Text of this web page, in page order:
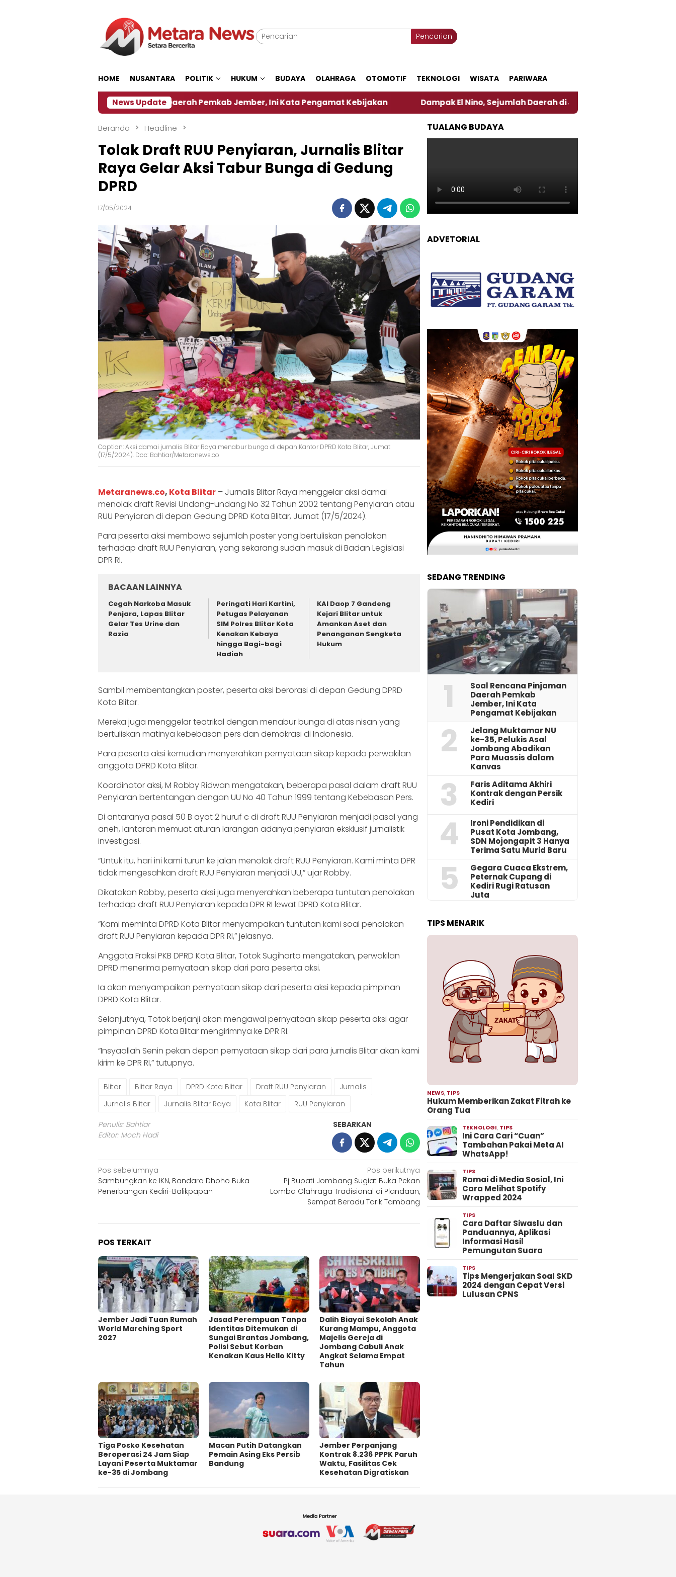
Pencarian
HOME NUSANTARA POLITIK HUKUM BUDAYA OLAHRAGA OTOMOTIF TEKNOLOGI WISATA PARIWARA
News Update
‎Soal Rencana Pinjaman Daerah Pemkab Jember, Ini Kata Pengamat Kebijakan ‎ Dampak El Nino, Sejumlah Daerah di Jember Alami Krisi Air
Beranda Headline
Tolak Draft RUU Penyiaran, Jurnalis Blitar
Raya Gelar Aksi Tabur Bunga di Gedung
DPRD
17/05/2024
Caption: Aksi damai jurnalis Blitar Raya menabur bunga di depan Kantor DPRD Kota Blitar, Jumat
(17/5/2024). Doc: Bahtiar/Metaranews.co
Metaranews.co, Kota Blitar – Jurnalis Blitar Raya menggelar aksi damai
menolak draft Revisi Undang-undang No 32 Tahun 2002 tentang Penyiaran atau
RUU Penyiaran di depan Gedung DPRD Kota Blitar, Jumat (17/5/2024).
Para peserta aksi membawa sejumlah poster yang bertuliskan penolakan
terhadap draft RUU Penyiaran, yang sekarang sudah masuk di Badan Legislasi
DPR RI.
BACAAN LAINNYA
Cegah Narkoba Masuk
Penjara, Lapas Blitar
Gelar Tes Urine dan
Razia
Peringati Hari Kartini,
Petugas Pelayanan
SIM Polres Blitar Kota
Kenakan Kebaya
hingga Bagi-bagi
Hadiah
KAI Daop 7 Gandeng
Kejari Blitar untuk
Amankan Aset dan
Penanganan Sengketa
Hukum
Sambil membentangkan poster, peserta aksi berorasi di depan Gedung DPRD
Kota Blitar.
Mereka juga menggelar teatrikal dengan menabur bunga di atas nisan yang
bertuliskan matinya kebebasan pers dan demokrasi di Indonesia.
Para peserta aksi kemudian menyerahkan pernyataan sikap kepada perwakilan
anggota DPRD Kota Blitar.
Koordinator aksi, M Robby Ridwan mengatakan, beberapa pasal dalam draft RUU
Penyiaran bertentangan dengan UU No 40 Tahun 1999 tentang Kebebasan Pers.
Di antaranya pasal 50 B ayat 2 huruf c di draft RUU Penyiaran menjadi pasal yang
aneh, lantaran memuat aturan larangan adanya penyiaran eksklusif jurnalistik
investigasi.
“Untuk itu, hari ini kami turun ke jalan menolak draft RUU Penyiaran. Kami minta DPR
tidak mengesahkan draft RUU Penyiaran menjadi UU,” ujar Robby.
Dikatakan Robby, peserta aksi juga menyerahkan beberapa tuntutan penolakan
terhadap draft RUU Penyiaran kepada DPR RI lewat DPRD Kota Blitar.
“Kami meminta DPRD Kota Blitar menyampaikan tuntutan kami soal penolakan
draft RUU Penyiaran kepada DPR RI,” jelasnya.
Anggota Fraksi PKB DPRD Kota Blitar, Totok Sugiharto mengatakan, perwakilan
DPRD menerima pernyataan sikap dari para peserta aksi.
Ia akan menyampaikan pernyataan sikap dari peserta aksi kepada pimpinan
DPRD Kota Blitar.
Selanjutnya, Totok berjanji akan mengawal pernyataan sikap peserta aksi agar
pimpinan DPRD Kota Blitar mengirimnya ke DPR RI.
“Insyaallah Senin pekan depan pernyataan sikap dari para jurnalis Blitar akan kami
kirim ke DPR RI,” tutupnya.
Blitar Blitar Raya DPRD Kota Blitar Draft RUU Penyiaran
Jurnalis
Jurnalis Blitar
Jurnalis Blitar Raya Kota Blitar RUU Penyiaran
Penulis: Bahtiar
Editor: Moch Hadi
SEBARKAN
Navigasi
pos
Pos sebelumnya
Sambungkan ke IKN, Bandara Dhoho Buka
Penerbangan Kediri-Balikpapan
Pos berikutnya
Pj Bupati Jombang Sugiat Buka Pekan
Lomba Olahraga Tradisional di Plandaan,
Sempat Beradu Tarik Tambang
POS TERKAIT
Jember Jadi Tuan Rumah
World Marching Sport
2027
Jasad Perempuan Tanpa
Identitas Ditemukan di
Sungai Brantas Jombang,
Polisi Sebut Korban
Kenakan Kaus Hello Kitty
Dalih Biayai Sekolah Anak
Kurang Mampu, Anggota
Majelis Gereja di
Jombang Cabuli Anak
Angkat Selama Empat
Tahun
Tiga Posko Kesehatan
Beroperasi 24 Jam Siap
Layani Peserta Muktamar
ke-35 di Jombang
Macan Putih Datangkan
Pemain Asing Eks Persib
Bandung
Jember Perpanjang
Kontrak 8.236 PPPK Paruh
Waktu, Fasilitas Cek
Kesehatan Digratiskan
TUALANG BUDAYA
ADVETORIAL
SEDANG TRENDING
1
‎Soal Rencana Pinjaman
Daerah Pemkab
Jember, Ini Kata
Pengamat Kebijakan ‎
2
Jelang Muktamar NU
ke-35, Pelukis Asal
Jombang Abadikan
Para Muassis dalam
Kanvas
3
Faris Aditama Akhiri
Kontrak dengan Persik
Kediri
4
Ironi Pendidikan di
Pusat Kota Jombang,
SDN Mojongapit 3 Hanya
Terima Satu Murid Baru
5
‎Gegara Cuaca Ekstrem,
Peternak Cupang di
Kediri Rugi Ratusan
Juta
TIPS MENARIK
NEWS, TIPS
Hukum Memberikan Zakat Fitrah ke
Orang Tua
TEKNOLOGI, TIPS
Ini Cara Cari “Cuan”
Tambahan Pakai Meta AI
WhatsApp!
TIPS
Ramai di Media Sosial, Ini
Cara Melihat Spotify
Wrapped 2024
TIPS
Cara Daftar Siwaslu dan
Panduannya, Aplikasi
Informasi Hasil
Pemungutan Suara
TIPS
Tips Mengerjakan Soal SKD
2024 dengan Cepat Versi
Lulusan CPNS